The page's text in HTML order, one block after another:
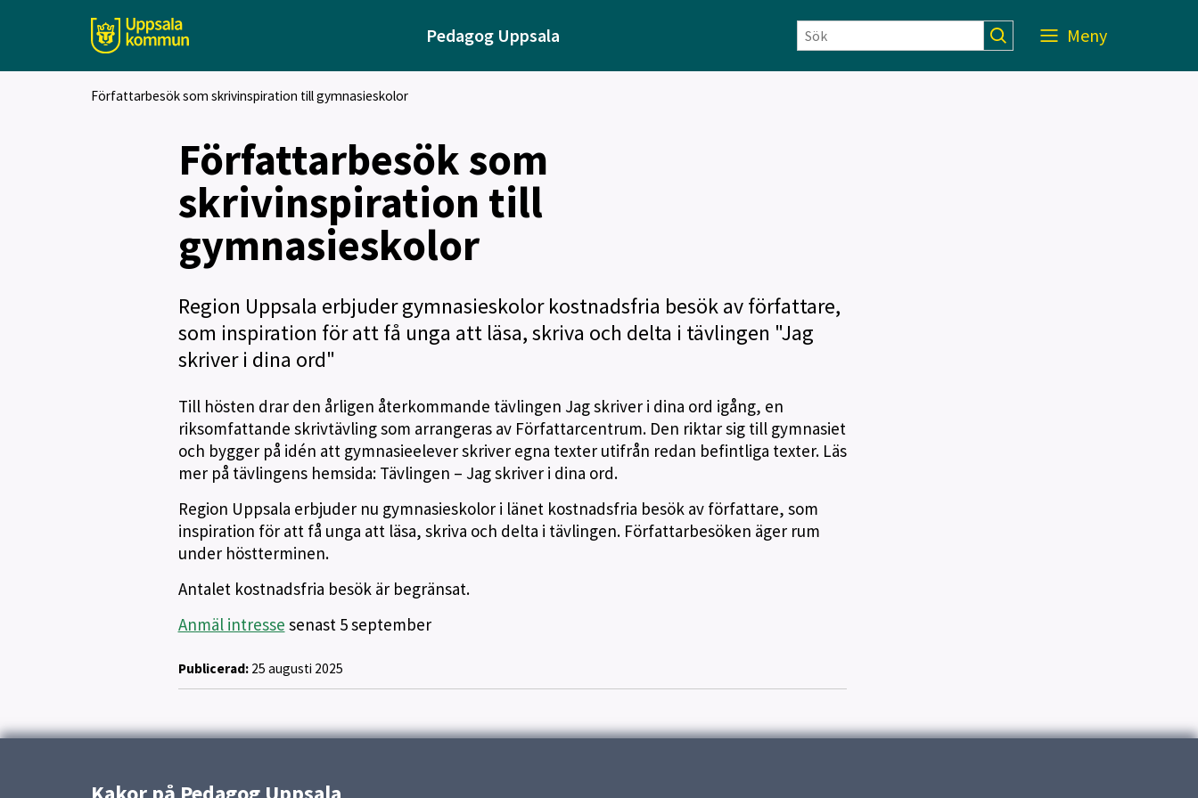
Pedagog Uppsala Meny
Författarbesök som skrivinspiration till gymnasieskolor
Författarbesök som
skrivinspiration till
gymnasieskolor
Region Uppsala erbjuder gymnasieskolor kostnadsfria besök av författare,
som inspiration för att få unga att läsa, skriva och delta i tävlingen "Jag
skriver i dina ord"
Till hösten drar den årligen återkommande tävlingen Jag skriver i dina ord igång, en
riksomfattande skrivtävling som arrangeras av Författarcentrum. Den riktar sig till gymnasiet
och bygger på idén att gymnasieelever skriver egna texter utifrån redan befintliga texter. Läs
mer på tävlingens hemsida: Tävlingen – Jag skriver i dina ord.
Region Uppsala erbjuder nu gymnasieskolor i länet kostnadsfria besök av författare, som
inspiration för att få unga att läsa, skriva och delta i tävlingen. Författarbesöken äger rum
under höstterminen.
Antalet kostnadsfria besök är begränsat.
Anmäl intresse senast 5 september
Publicerad:25 augusti 2025